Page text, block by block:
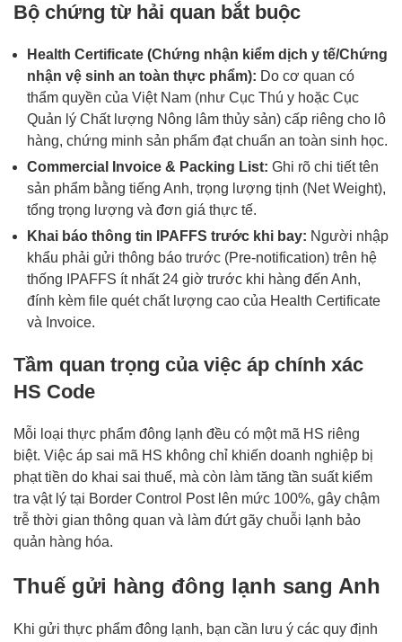
Bộ chứng từ hải quan bắt buộc
Health Certificate (Chứng nhận kiểm dịch y tế/Chứng
nhận vệ sinh an toàn thực phẩm): Do cơ quan có
thẩm quyền của Việt Nam (như Cục Thú y hoặc Cục
Quản lý Chất lượng Nông lâm thủy sản) cấp riêng cho lô
hàng, chứng minh sản phẩm đạt chuẩn an toàn sinh học.
Commercial Invoice & Packing List: Ghi rõ chi tiết tên
sản phẩm bằng tiếng Anh, trọng lượng tịnh (Net Weight),
tổng trọng lượng và đơn giá thực tế.
Khai báo thông tin IPAFFS trước khi bay: Người nhập
khẩu phải gửi thông báo trước (Pre-notification) trên hệ
thống IPAFFS ít nhất 24 giờ trước khi hàng đến Anh,
đính kèm file quét chất lượng cao của Health Certificate
và Invoice.
Tầm quan trọng của việc áp chính xác
HS Code
Mỗi loại thực phẩm đông lạnh đều có một mã HS riêng
biệt. Việc áp sai mã HS không chỉ khiến doanh nghiệp bị
phạt tiền do khai sai thuế, mà còn làm tăng tần suất kiểm
tra vật lý tại Border Control Post lên mức 100%, gây chậm
trễ thời gian thông quan và làm đứt gãy chuỗi lạnh bảo
quản hàng hóa.
Thuế gửi hàng đông lạnh sang Anh
Khi gửi thực phẩm đông lạnh, bạn cần lưu ý các quy định